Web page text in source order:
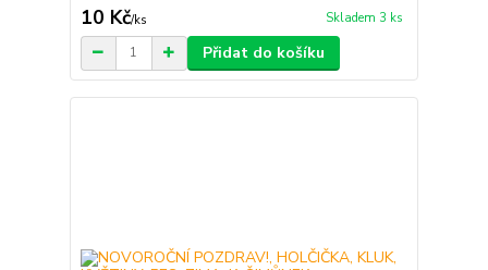
10 Kč/ks Skladem 3 ks
Přidat do košíku